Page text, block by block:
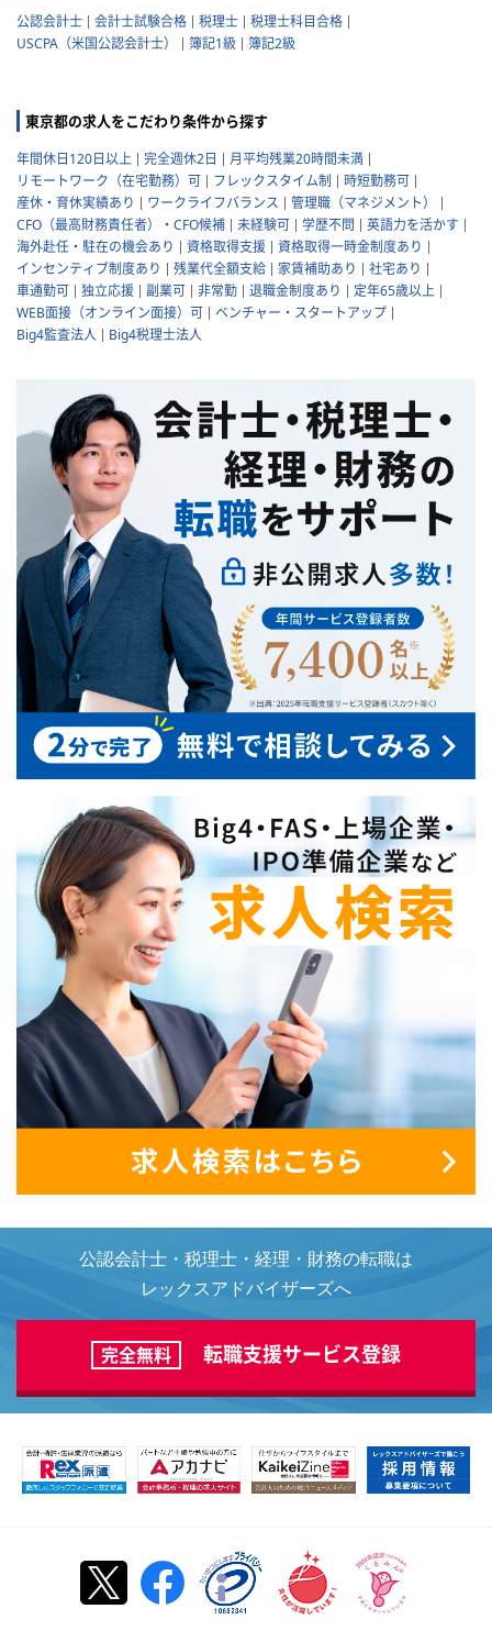
公認会計士 会計士試験合格 税理士
税理士科目合格
USCPA（米国公認会計士）
簿記1級 簿記2級
東京都の求人をこだわり条件から探す
年間休日120日以上 完全週休2日
月平均残業20時間未満
リモートワーク（在宅勤務）可
フレックスタイム制
時短勤務可
産休・育休実績あり
ワークライフバランス
管理職（マネジメント）
CFO（最高財務責任者）・CFO候補
未経験可 学歴不問
英語力を活かす
海外赴任・駐在の機会あり
資格取得支援
資格取得一時金制度あり
インセンティブ制度あり
残業代全額支給 家賃補助あり
社宅あり
車通勤可
独立応援 副業可 非常勤 退職金制度あり
定年65歳以上
WEB面接（オンライン面接）可
ベンチャー・スタートアップ
Big4監査法人
Big4税理士法人
公認会計士・税理士・経理・財務の転職は
レックスアドバイザーズへ
完全無料 転職支援サービス登録